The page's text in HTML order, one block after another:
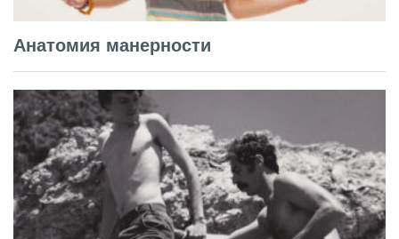
Анатомия манерности